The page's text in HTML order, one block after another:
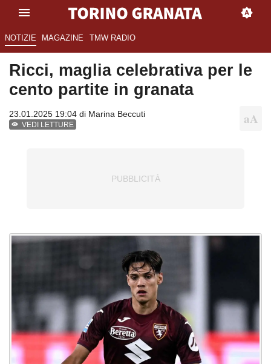
NOTIZIE MAGAZINE TMW RADIO
Ricci, maglia celebrativa per le
cento partite in granata
23.01.2025 19:04 di Marina Beccuti
VEDI LETTURE